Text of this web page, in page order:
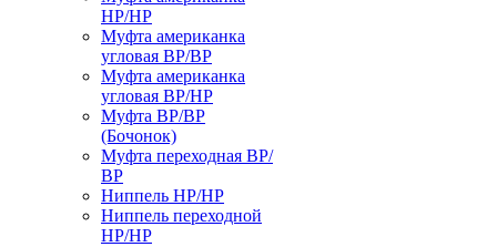
НР/НР
Муфта американка
угловая ВР/ВР
Муфта американка
угловая ВР/НР
Муфта ВР/ВР
(Бочонок)
Муфта переходная ВР/
ВР
Ниппель НР/НР
Ниппель переходной
НР/НР